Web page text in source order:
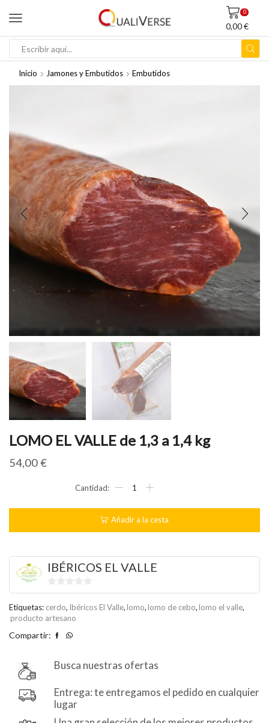
0
0,00€
BÚSQUEDA
Inicio Jamones y Embutidos Embutidos
LOMO EL VALLE de 1,3 a 1,4 kg
54,00€
1,3
a
kg
cantidad
Añadir a la cesta
IBÉRICOS EL VALLE
0
de
5
Etiquetas: cerdo, Ibéricos El Valle, lomo, lomo de cebo, lomo el valle,
producto artesano
Compartir:
Busca nuestras ofertas
Entrega: te entregamos el pedido en cualquier
lugar